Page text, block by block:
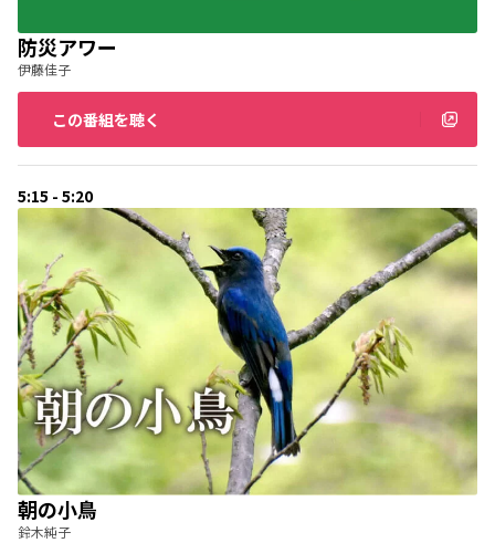
防災アワー
伊藤佳子
この番組を聴く
5:15 - 5:20
朝の小鳥
鈴木純子